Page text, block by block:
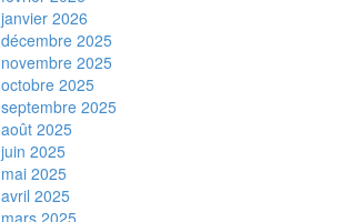
janvier 2026
décembre 2025
novembre 2025
octobre 2025
septembre 2025
août 2025
juin 2025
mai 2025
avril 2025
mars 2025